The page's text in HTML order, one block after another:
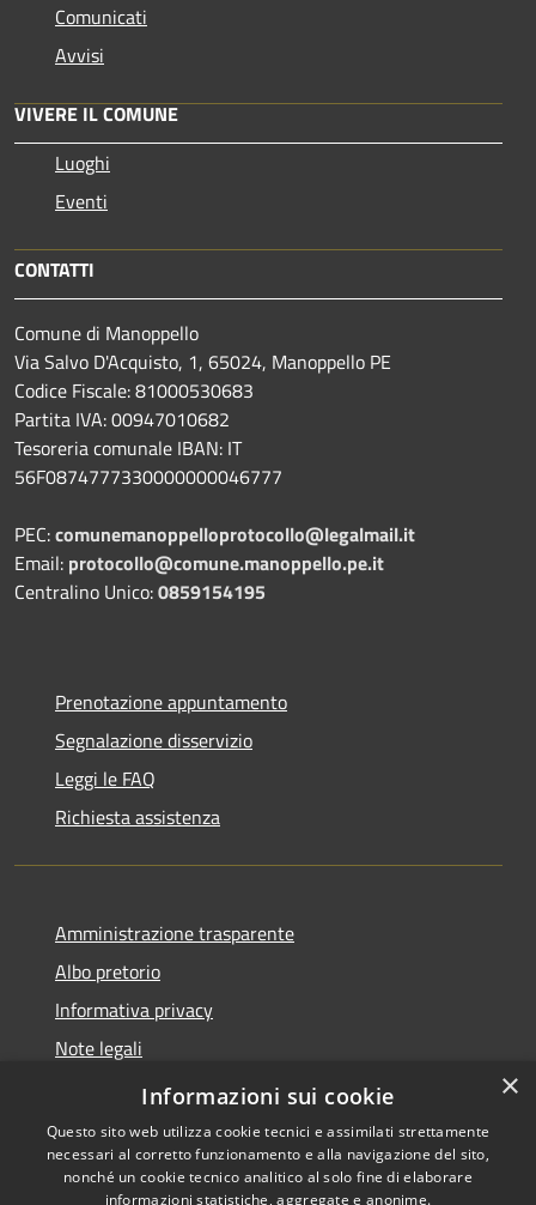
Comunicati
Avvisi
VIVERE IL COMUNE
Luoghi
Eventi
CONTATTI
Comune di Manoppello
Via Salvo D'Acquisto, 1, 65024, Manoppello PE
Codice Fiscale: 81000530683
Partita IVA: 00947010682
Tesoreria comunale IBAN: IT
56F0874777330000000046777
PEC:comunemanoppelloprotocollo@legalmail.it
Email: protocollo@comune.manoppello.pe.it
Centralino Unico:0859154195
Prenotazione appuntamento
Segnalazione disservizio
Leggi le FAQ
Richiesta assistenza
Amministrazione trasparente
Albo pretorio
Informativa privacy
Note legali
Dichiarazione di accessibilità
×
Informazioni sui cookie
Questo sito web utilizza cookie tecnici e assimilati strettamente
necessari al corretto funzionamento e alla navigazione del sito,
nonché un cookie tecnico analitico al solo fine di elaborare
informazioni statistiche, aggregate e anonime.